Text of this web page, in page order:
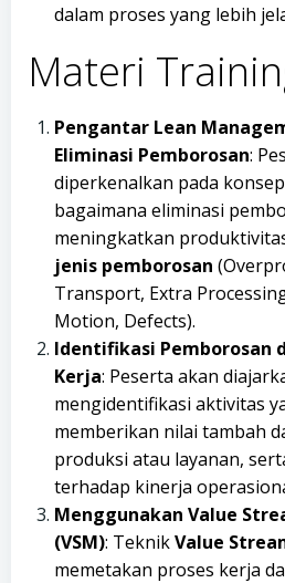
dalam proses yang lebih
Materi
Pengantar Lean
Eliminasi Pemborosan:
diperkenalkan pada konsep
bagaimana eliminasi
meningkatkan
jenis pemborosan
Transport, Extra
Motion, Defects).
Identifikasi Pemborosan
Kerja: Peserta akan
mengidentifikasi aktivitas
memberikan nilai tambah
produksi atau layanan,
terhadap kinerja
Menggunakan Value
(VSM): TeknikValue
memetakan proses kerja